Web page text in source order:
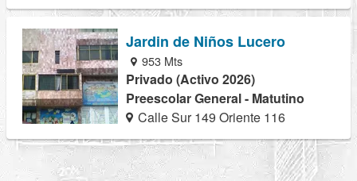
Jardin de Niños Lucero
953 Mts
Privado (Activo 2026)
Preescolar General - Matutino
Calle Sur 149 Oriente 116